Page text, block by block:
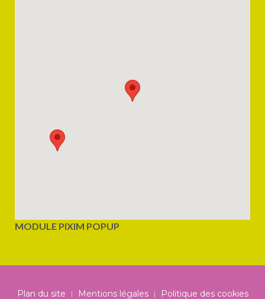
MODULE PIXIM POPUP
Plan du site Mentions légales Politique des cookies